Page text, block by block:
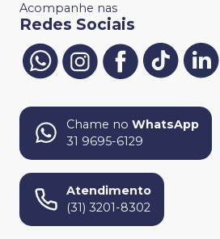
Acompanhe nas
Redes Sociais
Chame no WhatsApp
31 9695-6129
Atendimento
(31) 3201-8302